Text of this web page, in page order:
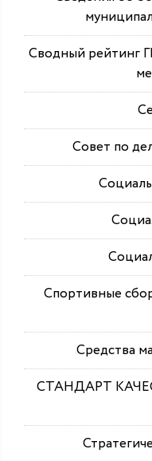
Сводный рейтинг
Совет по
Спортивные
Средства
СТАНДАРТ